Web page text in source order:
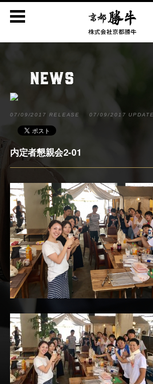
NEWS
07/09/2017 RELEASE 07/09/2017 UPDATE
内定者懇親会2-01